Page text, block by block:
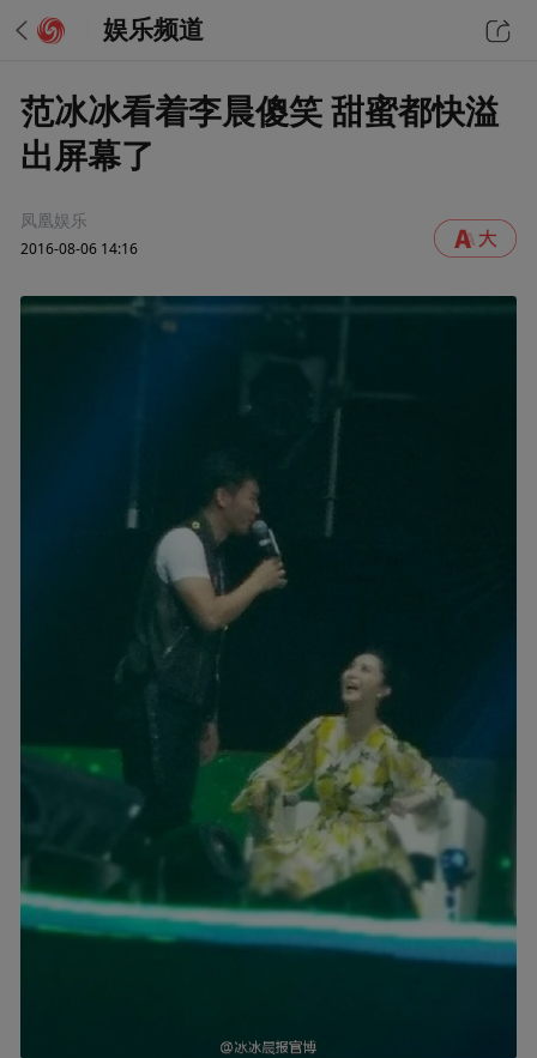
娱乐频道
范冰冰看着李晨傻笑 甜蜜都快溢
出屏幕了
凤凰娱乐
2016-08-06 14:16